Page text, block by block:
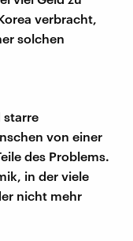
verbracht,
solchen
starre
von einer
des Problems.
in der viele
nicht mehr